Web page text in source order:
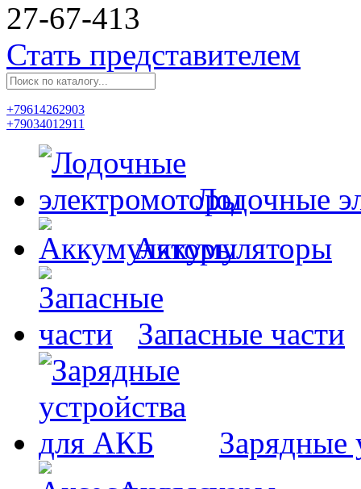
27-67-413
Стать представителем
+79614262903
+79034012911
Лодочные
Аккумуляторы
Запасные части
Зарядные